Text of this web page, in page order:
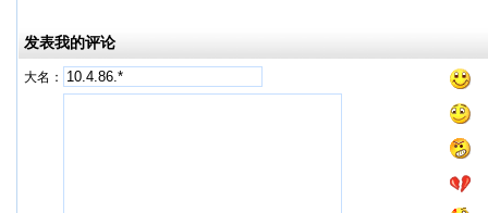
发表我的评论
大名：